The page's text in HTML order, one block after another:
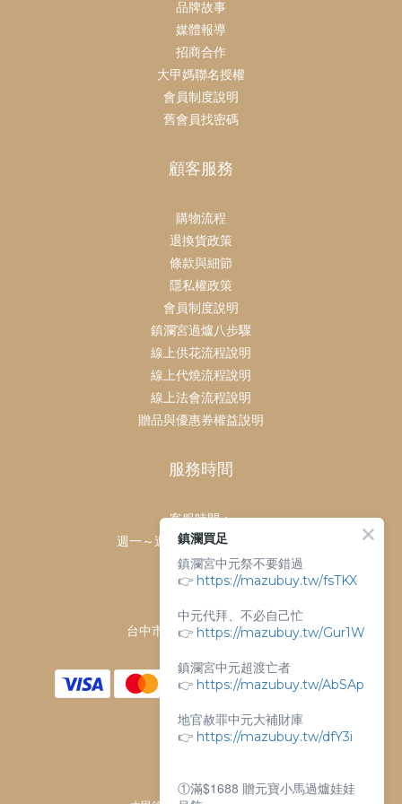
品牌故事
媒體報導
招商合作
大甲媽聯名授權
會員制度說明
舊會員找密碼
顧客服務
購物流程
退換貨政策
條款與細節
隱私權政策
會員制度說明
鎮瀾宮過爐八步驟
線上供花流程說明
線上代燒流程說明
線上法會流程說明
贈品與優惠券權益說明
服務時間
客服時間：
週一～週日 上午9點～下午6點
客服電話：
04-26763688
門市地址：
台中市大甲區順天路238號
鎮瀾買足
鎮瀾宮中元祭不要錯過
👉 https://mazubuy.tw/fsTKX
中元代拜、不必自己忙
👉 https://mazubuy.tw/Gur1W
鎮瀾宮中元超渡亡者
👉 https://mazubuy.tw/AbSAp
地官赦罪中元大補財庫
👉 https://mazubuy.tw/dfY3i
①滿$1688 贈元寶小馬過爐娃娃